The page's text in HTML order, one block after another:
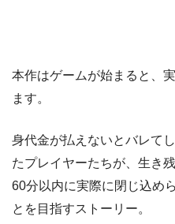
本作はゲームが始まると、
ます。
身代金が払えないとバレて
たプレイヤーたちが、生き
60分以内に実際に閉じ込め
とを目指すストーリー。